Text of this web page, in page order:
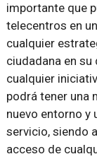
importante que
telecentros en
cualquier
ciudadana en
cualquier
podrá tener una
nuevo entorno y
servicio, siendo
acceso de